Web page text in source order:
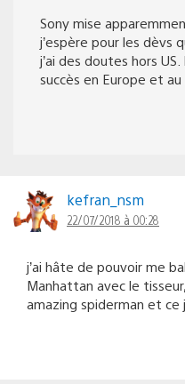
Sony mise
j’espère pour les dèvs
j’ai des doutes hors
succès en Europe et au
kefran_nsm
22/07/2018 à 00:28
j’ai hâte de pouvoir me
Manhattan avec le
amazing spiderman et ce